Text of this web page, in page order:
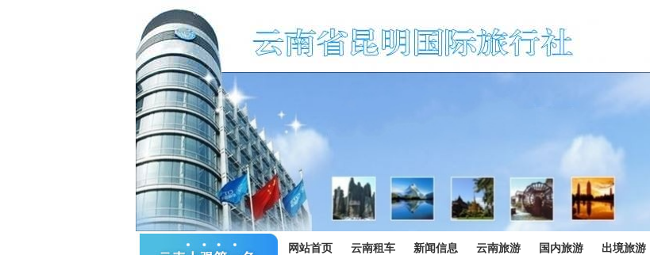
网站首页 云南租车 新闻信息 云南旅游 国内旅游 出境旅游